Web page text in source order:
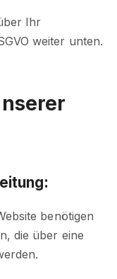
Ihr
weiter unten.
benötigen
die über eine